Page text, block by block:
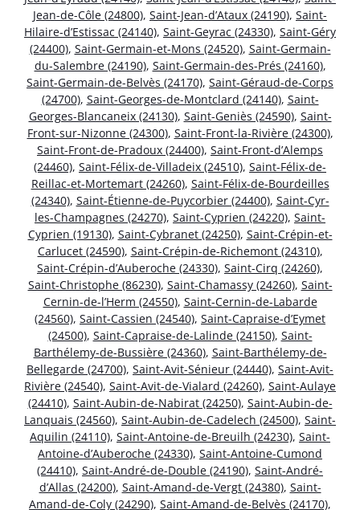
Jean-de-Côle (24800), Saint-Jean-d’Ataux (24190), Saint-
Hilaire-d’Estissac (24140), Saint-Geyrac (24330), Saint-Géry
(24400), Saint-Germain-et-Mons (24520), Saint-Germain-
du-Salembre (24190), Saint-Germain-des-Prés (24160),
Saint-Germain-de-Belvès (24170), Saint-Géraud-de-Corps
(24700), Saint-Georges-de-Montclard (24140), Saint-
Georges-Blancaneix (24130), Saint-Geniès (24590), Saint-
Front-sur-Nizonne (24300), Saint-Front-la-Rivière (24300),
Saint-Front-de-Pradoux (24400), Saint-Front-d’Alemps
(24460), Saint-Félix-de-Villadeix (24510), Saint-Félix-de-
Reillac-et-Mortemart (24260), Saint-Félix-de-Bourdeilles
(24340), Saint-Étienne-de-Puycorbier (24400), Saint-Cyr-
les-Champagnes (24270), Saint-Cyprien (24220), Saint-
Cyprien (19130), Saint-Cybranet (24250), Saint-Crépin-et-
Carlucet (24590), Saint-Crépin-de-Richemont (24310),
Saint-Crépin-d’Auberoche (24330), Saint-Cirq (24260),
Saint-Christophe (86230), Saint-Chamassy (24260), Saint-
Cernin-de-l’Herm (24550), Saint-Cernin-de-Labarde
(24560), Saint-Cassien (24540), Saint-Capraise-d’Eymet
(24500), Saint-Capraise-de-Lalinde (24150), Saint-
Barthélemy-de-Bussière (24360), Saint-Barthélemy-de-
Bellegarde (24700), Saint-Avit-Sénieur (24440), Saint-Avit-
Rivière (24540), Saint-Avit-de-Vialard (24260), Saint-Aulaye
(24410), Saint-Aubin-de-Nabirat (24250), Saint-Aubin-de-
Lanquais (24560), Saint-Aubin-de-Cadelech (24500), Saint-
Aquilin (24110), Saint-Antoine-de-Breuilh (24230), Saint-
Antoine-d’Auberoche (24330), Saint-Antoine-Cumond
(24410), Saint-André-de-Double (24190), Saint-André-
d’Allas (24200), Saint-Amand-de-Vergt (24380), Saint-
Amand-de-Coly (24290), Saint-Amand-de-Belvès (24170),